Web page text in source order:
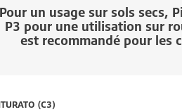
Pour un usage sur sols secs,
P3 pour une utilisation sur
est recommandé pour les
(C3)